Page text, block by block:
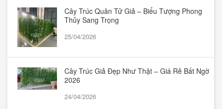
Cây Trúc Quân Tử Giả – Biểu Tượng Phong
Thủy Sang Trọng
25/04/2026
Cây Trúc Giả Đẹp Như Thật – Giá Rẻ Bất Ngờ
2026
24/04/2026